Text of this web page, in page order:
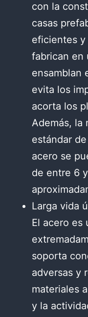
con la
casas
eficientes y
fabrican en
ensamblan
evita los
acorta los
Además, la
estándar
acero se
de entre 6
Larga vida
El acero es
soporta
adversas y
materiales
y la